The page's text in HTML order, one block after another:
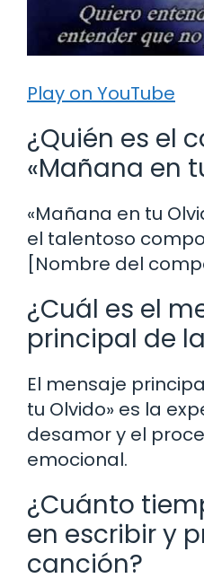
Play on YouTube
¿Quién es el
«Mañana en
«Mañana en tu
el talentoso
[Nombre del
¿Cuál es el
principal de
El mensaje
tu Olvido» es la
desamor y el
emocional.
¿Cuánto
en escribir y
canción?